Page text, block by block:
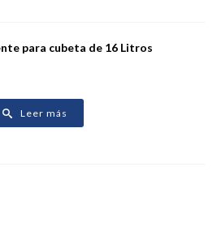
para cubeta de 16 Litros
Leer más